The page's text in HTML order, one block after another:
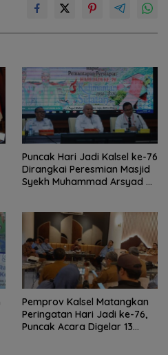
Puncak Hari Jadi Kalsel ke-76
Dirangkai Peresmian Masjid
Syekh Muhammad Arsyad Al
Pemprov Kalsel Matangkan
Peringatan Hari Jadi ke-76,
Puncak Acara Digelar 13